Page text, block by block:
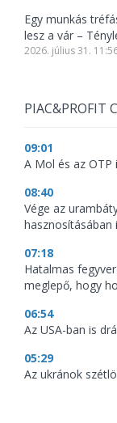
Egy munkás
lesz a vár –
2026. július 31.
PIAC&PROFIT
09:01
A Mol és az
08:40
Vége az
hasznosításában
07:18
Hatalmas
meglepő, hogy
06:54
Az USA-ban is
05:29
Az ukránok